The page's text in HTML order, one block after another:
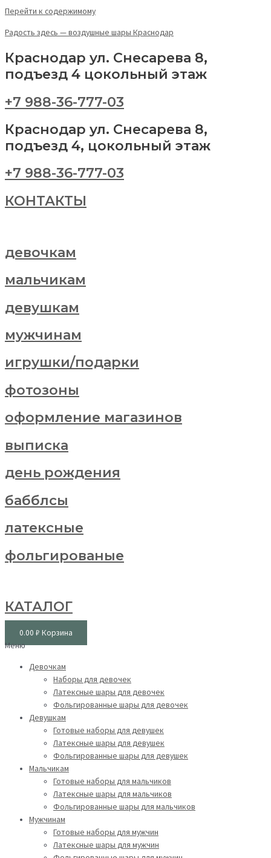
Перейти к содержимому
Радость здесь — воздушные шары Краснодар
Краснодар ул. Снесарева 8,
подъезд 4 цокольный этаж
+7 988-36-777-03
Краснодар ул. Снесарева 8,
подъезд 4, цокольный этаж
+7 988-36-777-03
КОНТАКТЫ
девочкам
мальчикам
девушкам
мужчинам
игрушки/подарки
фотозоны
оформление магазинов
выписка
день рождения
бабблсы
латексные
фольгированые
КАТАЛОГ
0.00 ₽ Корзина
Меню
Девочкам
Наборы для девочек
Латексные шары для девочек
Фольгированные шары для девочек
Девушкам
Готовые наборы для девушек
Латексные шары для девушек
Фольгированные шары для девушек
Мальчикам
Готовые наборы для мальчиков
Латексные шары для мальчиков
Фольгированные шары для мальчиков
Мужчинам
Готовые наборы для мужчин
Латексные шары для мужчин